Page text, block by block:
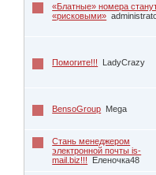
«Блатные» номера
«рисковыми»
Помогите!!! LadyCrazy
BensoGroup Mega
Стань менеджером
электронной почты is-
mail.biz!!!
Еленочка48